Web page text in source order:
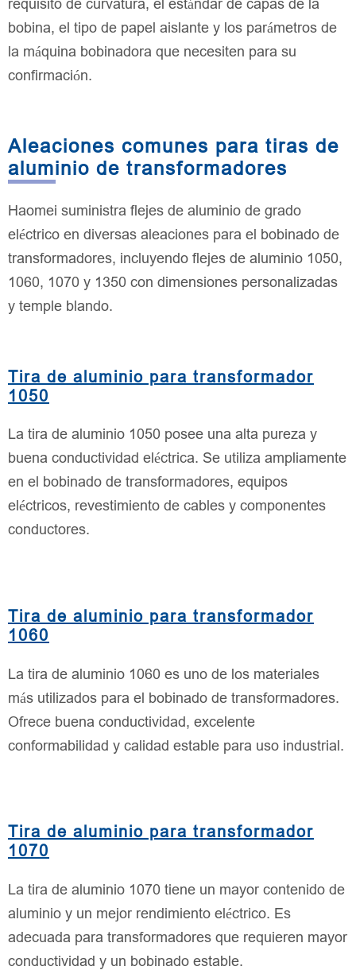
requisito de curvatura, el estándar de capas de la
bobina, el tipo de papel aislante y los parámetros de
la máquina bobinadora que necesiten para su
confirmación.
Aleaciones comunes para tiras de
aluminio de transformadores
Haomei suministra flejes de aluminio de grado
eléctrico en diversas aleaciones para el bobinado de
transformadores, incluyendo flejes de aluminio 1050,
1060, 1070 y 1350 con dimensiones personalizadas
y temple blando.
Tira de aluminio para transformador
1050
La tira de aluminio 1050 posee una alta pureza y
buena conductividad eléctrica. Se utiliza ampliamente
en el bobinado de transformadores, equipos
eléctricos, revestimiento de cables y componentes
conductores.
Tira de aluminio para transformador
1060
La tira de aluminio 1060 es uno de los materiales
más utilizados para el bobinado de transformadores.
Ofrece buena conductividad, excelente
conformabilidad y calidad estable para uso industrial.
Tira de aluminio para transformador
1070
La tira de aluminio 1070 tiene un mayor contenido de
aluminio y un mejor rendimiento eléctrico. Es
adecuada para transformadores que requieren mayor
conductividad y un bobinado estable.